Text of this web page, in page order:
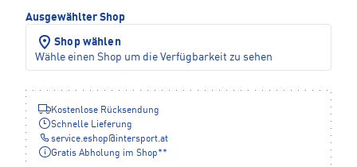
Ausgewählter Shop
Shop wählen
Wähle einen Shop um die Verfügbarkeit zu sehen
Kostenlose Rücksendung
Schnelle Lieferung
service.eshop@intersport.at
Gratis Abholung im Shop**